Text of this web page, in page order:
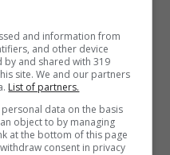
sarà
sui
gocciolanti.
ad acconciali
bene con un
and information from
and other device
by and shared with 319
site. We and our partners
List of partners.
data on the basis
object to by managing
at the bottom of this page
consent in privacy